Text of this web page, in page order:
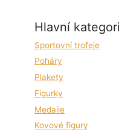
Hlavní
Sportovní trofeje
Poháry
Plakety
Figurky
Medaile
Kovové figury